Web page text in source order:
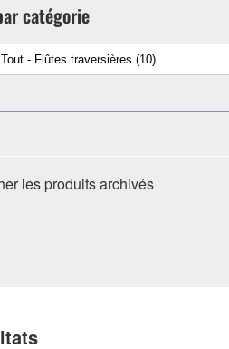
catégorie
les produits archivés